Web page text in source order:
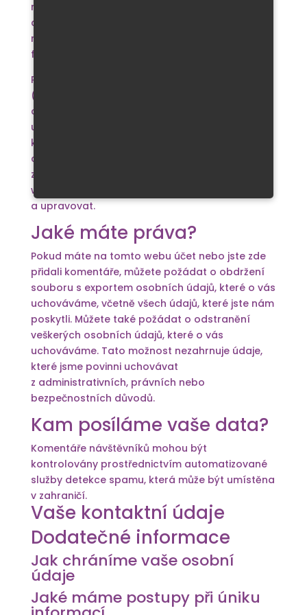
neurčitou. Údaje jsou uchovávány za účelem
automatického rozpoznání a schválení všech
následných komentářů, místo jejich držení ve
frontě moderování.
Pro uživatele, kteří se registrují na tomto webu
(pokud mají tuto možnost), ukládáme také
osobní údaje, které uvádějí ve svém
uživatelském profilu. Všichni uživatelé mohou
kdykoliv vidět, upravovat nebo smazat své
osobní údaje (s výjimkou toho, že nemohou
změnit své uživatelské jméno). Administrátoři
webu mohou také tyto informace zobrazit
a upravovat.
Jaké máte práva?
Pokud máte na tomto webu účet nebo jste zde
přidali komentáře, můžete požádat o obdržení
souboru s exportem osobních údajů, které o vás
uchováváme, včetně všech údajů, které jste nám
poskytli. Můžete také požádat o odstranění
veškerých osobních údajů, které o vás
uchováváme. Tato možnost nezahrnuje údaje,
které jsme povinni uchovávat
z administrativních, právních nebo
bezpečnostních důvodů.
Kam posíláme vaše data?
Komentáře návštěvníků mohou být
kontrolovány prostřednictvím automatizované
služby detekce spamu, která může být umístěna
v zahraničí.
Vaše kontaktní údaje
Dodatečné informace
Jak chráníme vaše osobní
údaje
Jaké máme postupy při úniku